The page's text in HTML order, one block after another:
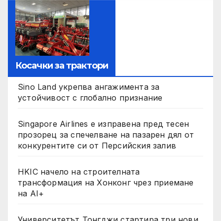
Косачки за трактори
Sino Land укрепва ангажимента за
устойчивост с глобално признание
Singapore Airlines е изправена пред тесен
прозорец за спечелване на пазарен дял от
конкурентите си от Персийския залив
HKIC начело на строителната
трансформация на Хонконг чрез приемане
на AI+